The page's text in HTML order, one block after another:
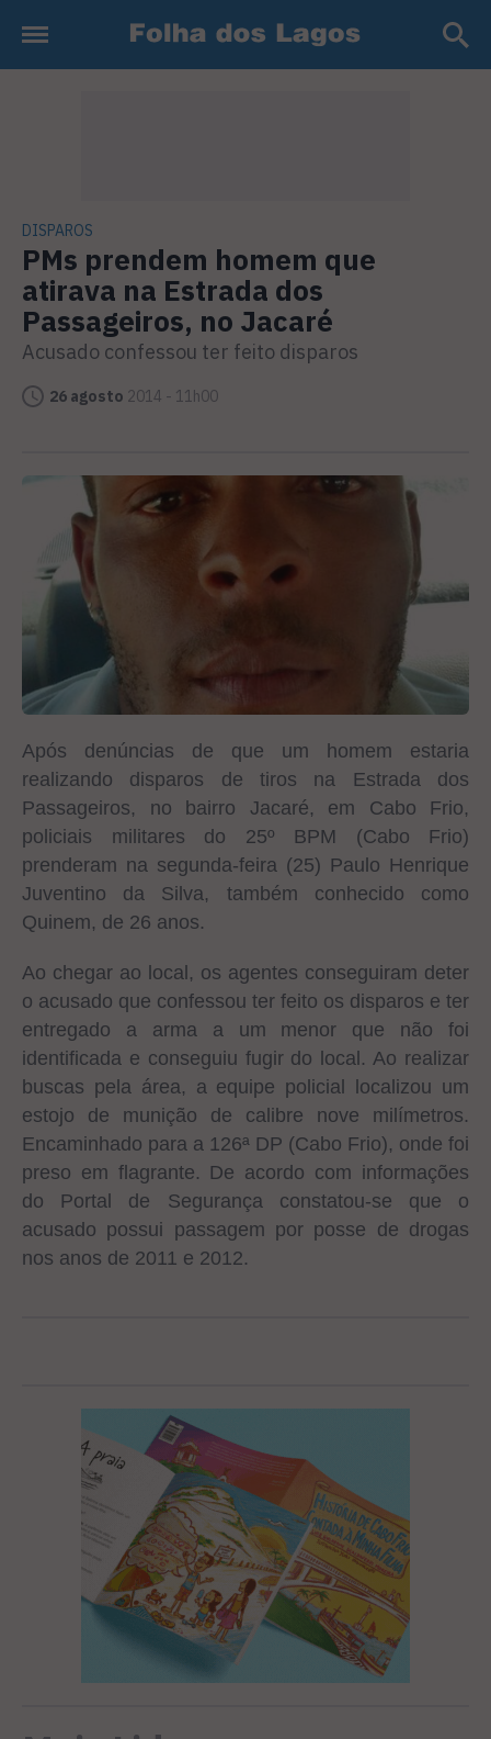
DISPAROS
PMs prendem homem que
atirava na Estrada dos
Passageiros, no Jacaré
Acusado confessou ter feito disparos
26 agosto 2014 - 11h00
Após denúncias de que um homem estaria
realizando disparos de tiros na Estrada dos
Passageiros, no bairro Jacaré, em Cabo Frio,
policiais militares do 25º BPM (Cabo Frio)
prenderam na segunda-feira (25) Paulo Henrique
Juventino da Silva, também conhecido como
Quinem, de 26 anos.
Ao chegar ao local, os agentes conseguiram deter
o acusado que confessou ter feito os disparos e ter
entregado a arma a um menor que não foi
identificada e conseguiu fugir do local. Ao realizar
buscas pela área, a equipe policial localizou um
estojo de munição de calibre nove milímetros.
Encaminhado para a 126ª DP (Cabo Frio), onde foi
preso em flagrante. De acordo com informações
do Portal de Segurança constatou-se que o
acusado possui passagem por posse de drogas
nos anos de 2011 e 2012.